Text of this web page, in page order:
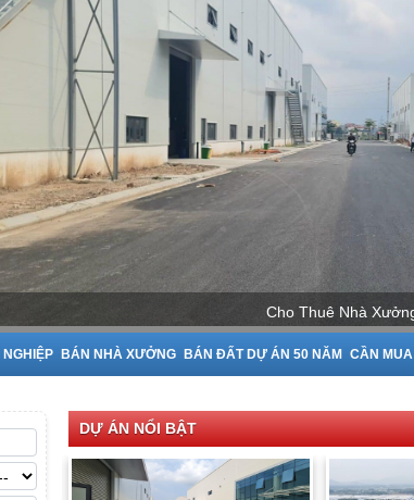
Ninh
BÁN NHÀ XƯỞNG BÁN ĐẤT DỰ ÁN 50 NĂM CẦN MUA
DỰ ÁN NỔI BẬT